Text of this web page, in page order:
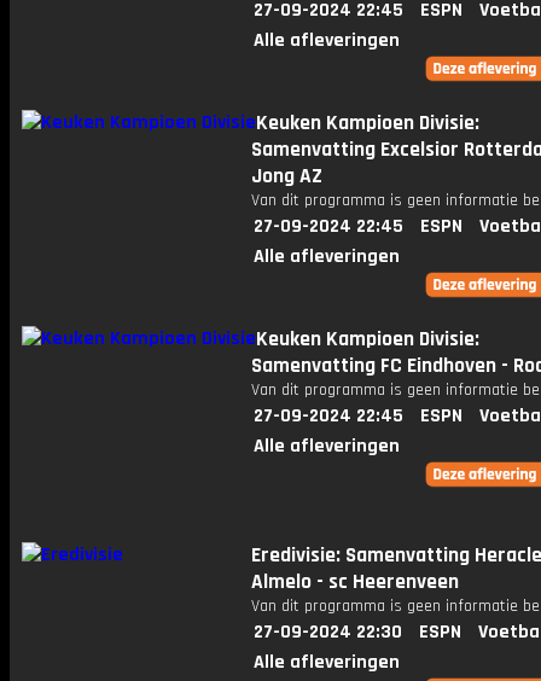
27-09-2024 22:45 ESPN
Alle afleveringen
Keuken Kampioen Divisie:
Samenvatting Excelsior
Jong AZ
Van dit programma is geen informatie
27-09-2024 22:45 ESPN
Alle afleveringen
Keuken Kampioen Divisie:
Samenvatting FC Eindhoven -
Van dit programma is geen informatie
27-09-2024 22:45 ESPN
Alle afleveringen
Eredivisie: Samenvatting
Almelo - sc Heerenveen
Van dit programma is geen informatie
27-09-2024 22:30 ESPN
Alle afleveringen